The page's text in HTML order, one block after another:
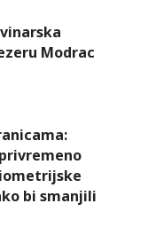
Modrac
bi smanjili